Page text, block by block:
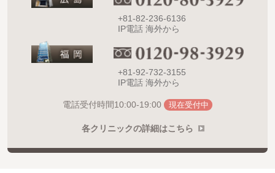
+81-82-236-6136
IP電話 海外から
+81-92-732-3155
IP電話 海外から
電話受付時間10:00-19:00 現在受付中
各クリニックの詳細はこちら